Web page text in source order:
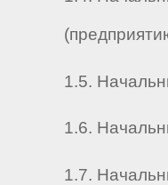
1.5.
1.6.
1.7.